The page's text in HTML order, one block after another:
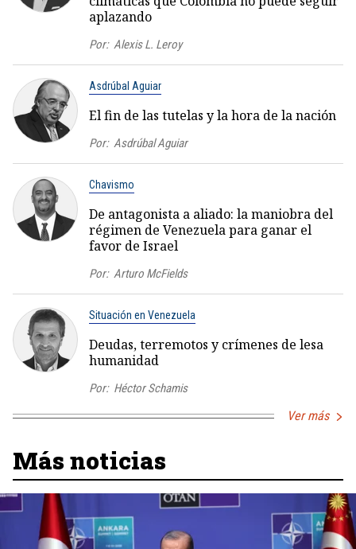
aplazando
Por: Alexis L. Leroy
Asdrúbal Aguiar
El fin de las tutelas y la hora de la nación
Por: Asdrúbal Aguiar
Chavismo
De antagonista a aliado: la maniobra del
régimen de Venezuela para ganar el
favor de Israel
Por: Arturo McFields
Situación en Venezuela
Deudas, terremotos y crímenes de lesa
humanidad
Por: Héctor Schamis
Ver más
Más noticias